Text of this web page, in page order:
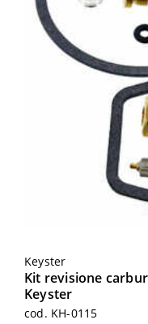
Keyster
Kit revisione
Keyster
cod. KH-0115